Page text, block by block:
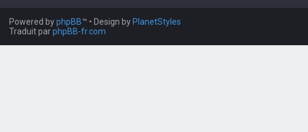
Powered byphpBB™ • Design by PlanetStyles
Traduit parphpBB-fr.com